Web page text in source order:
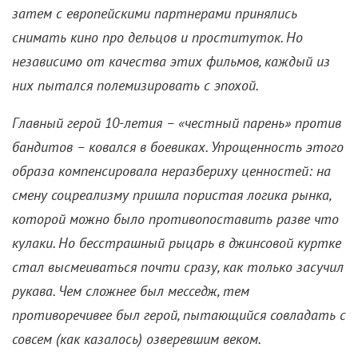
затем с европейскими партнерами принялись
снимать кино про дельцов и проституток. Но
независимо от качества этих фильмов, каждый из
них пытался полемизировать с эпохой.
Главный герой 10-летия – «честный парень» против
бандитов – ковался в боевиках. Упрощенность этого
образа компенсировала неразбериху ценностей: на
смену соцреализму пришла пористая логика рынка,
которой можно было противопоставить разве что
кулаки. Но бесстрашный рыцарь в джинсовой куртке
стал высмеиваться почти сразу, как только засучил
рукава. Чем сложнее был месседж, тем
противоречивее был герой, пытающийся совладать с
совсем (как казалось) озверевшим веком.